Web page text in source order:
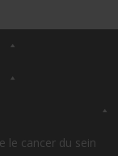
le cancer du sein